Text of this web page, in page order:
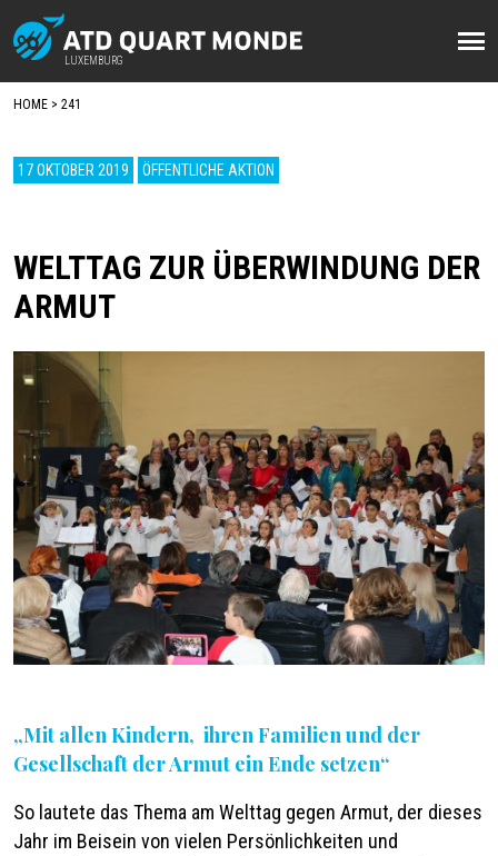
LUXEMBURG
Direkt
zum
Inhalt
LUXEMBURG
HOME 241
17 OKTOBER 2019 ÖFFENTLICHE AKTION
WELTTAG ZUR ÜBERWINDUNG DER
ARMUT
„Mit allen Kindern, ihren Familien und der
Gesellschaft der Armut ein Ende setzen“
So lautete das Thema am Welttag gegen Armut, der dieses
Jahr im Beisein von vielen Persönlichkeiten und